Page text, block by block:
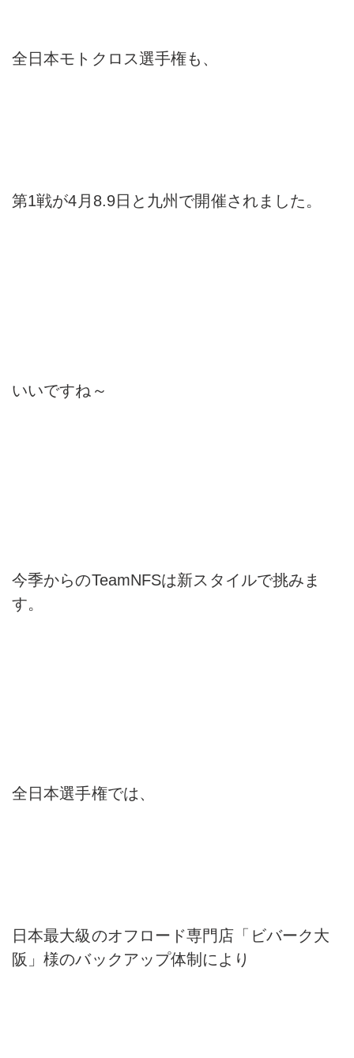
全日本モトクロス選手権も、
第1戦が4月8.9日と九州で開催されました。
いいですね～
今季からのTeamNFSは新スタイルで挑みま
す。
全日本選手権では、
日本最大級のオフロード専門店「ビバーク大
阪」様のバックアップ体制により